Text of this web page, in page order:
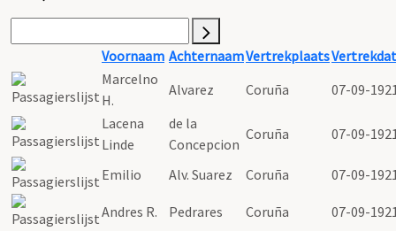
Voornaam AchternaamVertrekplaats
Marcelno
H.
Alvarez Coruña
07-09-
Lacena
Linde
de la
Concepcion
Coruña 07-09-
Emilio Alv. Suarez Coruña 07-09-
Andres R. Pedrares Coruña
07-09-